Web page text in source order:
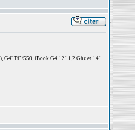
G4"Ti"/550, iBook G4 12" 1,2 Ghz et 14"